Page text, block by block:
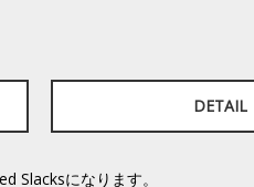
DETAIL
Slacksになります。